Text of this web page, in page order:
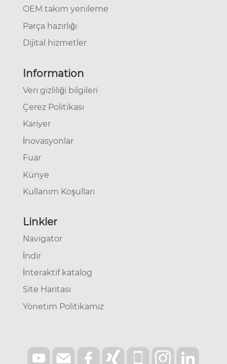
OEM takım yenileme
Parça hazırlığı
Dijital hizmetler
Information
Veri gizliliği bilgileri
Çerez Politikası
Kariyer
İnovasyonlar
Fuar
Künye
Kullanım Koşulları
Linkler
Navigator
İndir
İnteraktif katalog
Site Haritası
Yönetim Politikamiz